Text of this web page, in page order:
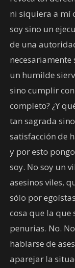
ni siquiera a mí
soy sino un
de una
necesariamente
un humilde
sino cumplir
completo? ¿Y
tan sagrada
satisfacción de
y por esto
soy. No soy un
asesinos viles,
sólo por
cosa que la que
penurias. No.
hablarse de
aparejar la